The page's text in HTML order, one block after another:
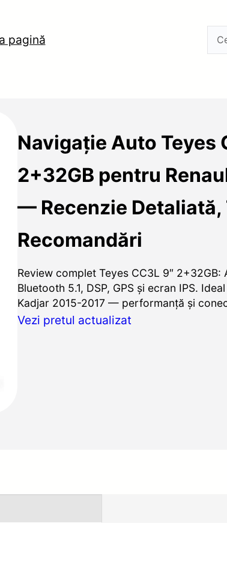
pagină
Navigaţie Auto Teyes
2+32GB pentru
— Recenzie Detaliată,
Recomandări
Review complet Teyes CC3L 9″ 2+32GB:
Bluetooth 5.1, DSP, GPS şi ecran IPS.
Kadjar 2015-2017 — performanţă şi
Vezi pretul actualizat